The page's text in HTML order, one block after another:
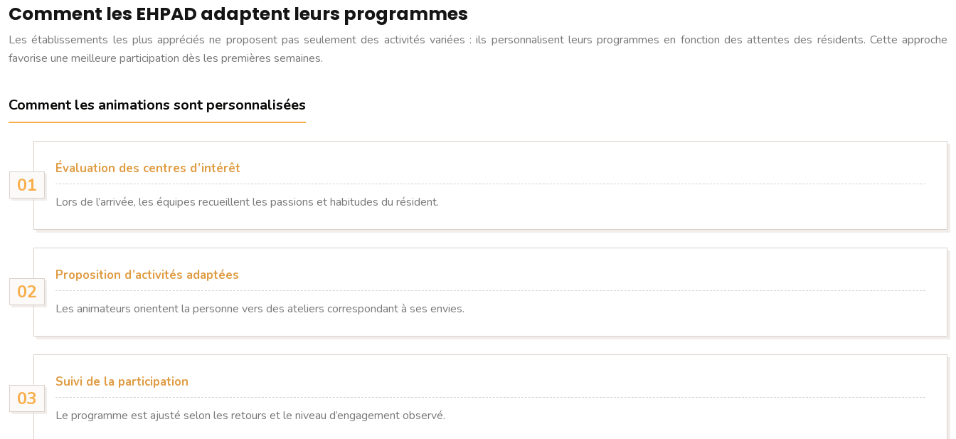
Comment les EHPAD adaptent leurs programmes
Les établissements les plus appréciés ne proposent pas seulement des activités variées : ils personnalisent leurs programmes en fonction des attentes des résidents. Cette approche
favorise une meilleure participation dès les premières semaines.
Comment les animations sont personnalisées
Évaluation des centres d’intérêt
Lors de l’arrivée, les équipes recueillent les passions et habitudes du résident.
Proposition d’activités adaptées
Les animateurs orientent la personne vers des ateliers correspondant à ses envies.
Suivi de la participation
Le programme est ajusté selon les retours et le niveau d’engagement observé.